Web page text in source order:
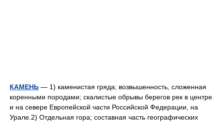
КАМЕНЬ — 1) каменистая гряда; возвышенность, сложенная
коренными породами; скалистые обрывы берегов рек в центре
и на севере Европейской части Российской Федерации, на
Урале.2) Отдельная гора; составная часть географических